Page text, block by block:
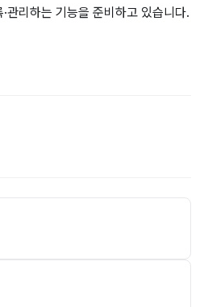
관리하는 기능을 준비하고 있습니다.